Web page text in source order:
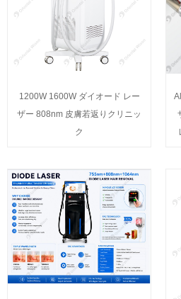
1200W 1600W ダイオード レー
ザー 808nm 皮膚若返りクリニッ
ク